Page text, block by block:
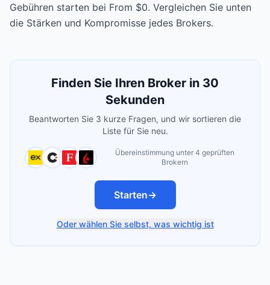
Gebühren starten bei From $0. Vergleichen Sie unten
die Stärken und Kompromisse jedes Brokers.
Finden Sie Ihren Broker in 30
Sekunden
Beantworten Sie 3 kurze Fragen, und wir sortieren die
Liste für Sie neu.
Übereinstimmung unter 4 geprüften
Brokern
Starten→
Oder wählen Sie selbst, was wichtig ist